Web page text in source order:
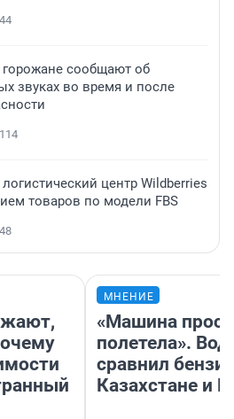
44
горожане сообщают об
звуках во время и после
114
центр Wildberries
товаров по модели FBS
48
МНЕНИЕ
«Машина
полетела».
сравнил
Казахстане и